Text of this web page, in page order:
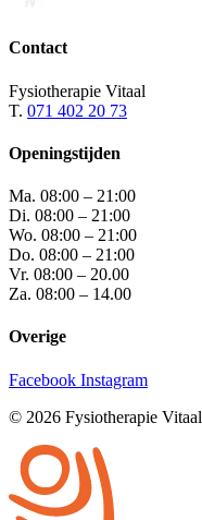
Contact
Fysiotherapie Vitaal
T. 071 402 20 73
Openingstijden
Ma. 08:00 – 21:00
Di. 08:00 – 21:00
Wo. 08:00 – 21:00
Do. 08:00 – 21:00
Vr. 08:00 – 20.00
Za. 08:00 – 14.00
Overige
Facebook Instagram
© 2026 Fysiotherapie Vitaal